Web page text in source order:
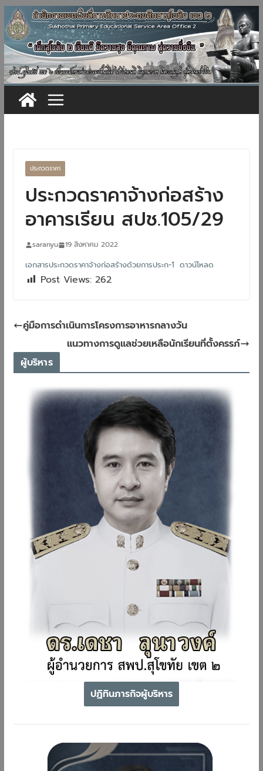
Skip
to
content
ประกวดราคา
ประกวดราคาจ้างก่อสร้าง
อาคารเรียน สปช.105/29
saranyu 19 สิงหาคม 2022
เอกสารประกวดราคาจ้างก่อสร้างด้วยการประก-1 ดาวน์โหลด
Post Views: 262
คู่มือการดำเนินการโครงการอาหารกลางวัน
แนวทางการดูแลช่วยเหลือนักเรียนที่ตั้งครรภ์
ผู้บริหาร
ปฏิทินภารกิจผู้บริหาร